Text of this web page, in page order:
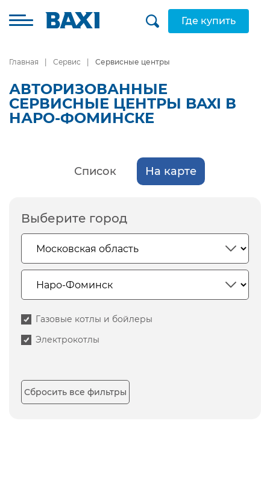
Где купить
Главная Сервис Сервисные центры
АВТОРИЗОВАННЫЕ
СЕРВИСНЫЕ ЦЕНТРЫ BAXI В
НАРО-ФОМИНСКЕ
Список На карте
Выберите город
Газовые котлы и бойлеры
Электрокотлы
Сбросить все фильтры